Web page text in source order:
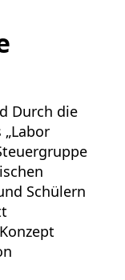
Durch die
Schülern